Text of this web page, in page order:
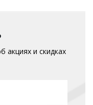
и скидках